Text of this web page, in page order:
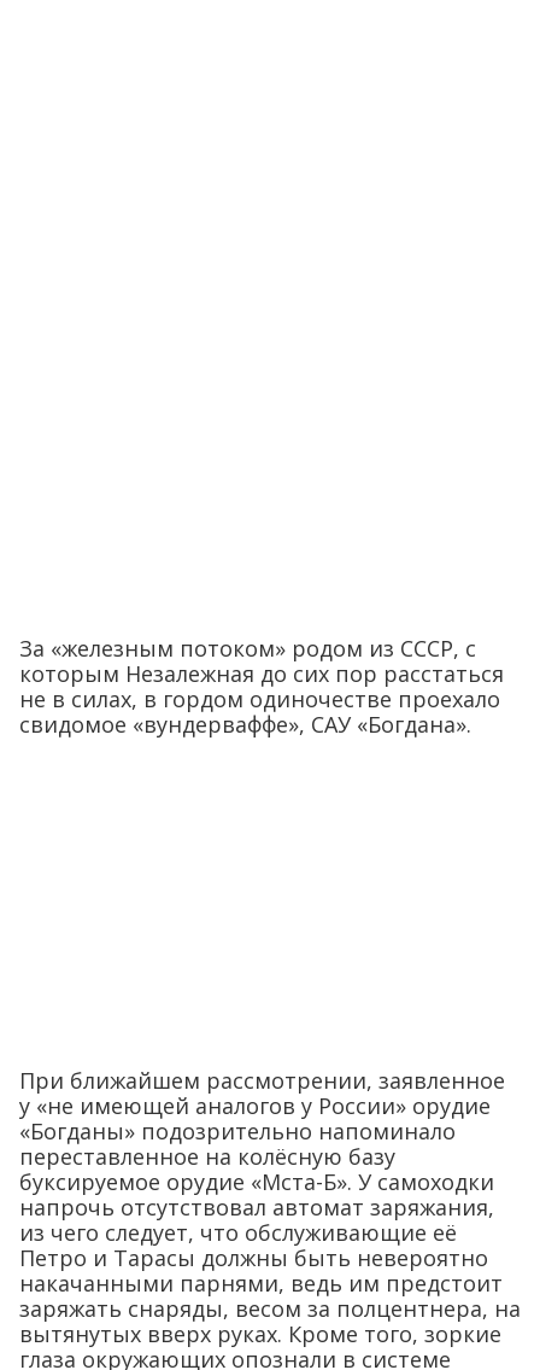
За «железным потоком» родом из СССР, с
которым Незалежная до сих пор расстаться
не в силах, в гордом одиночестве проехало
свидомое «вундерваффе», САУ «Богдана».
При ближайшем рассмотрении, заявленное
у «не имеющей аналогов у России» орудие
«Богданы» подозрительно напоминало
переставленное на колёсную базу
буксируемое орудие «Мста-Б». У самоходки
напрочь отсутствовал автомат заряжания,
из чего следует, что обслуживающие её
Петро и Тарасы должны быть невероятно
накачанными парнями, ведь им предстоит
заряжать снаряды, весом за полцентнера, на
вытянутых вверх руках. Кроме того, зоркие
глаза окружающих опознали в системе